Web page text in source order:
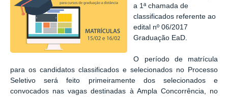
a 1ª chamada de
classificados referente ao
edital nº 06/2017
Graduação EaD.
O período de matrícula
para os candidatos classificados e selecionados no Processo
Seletivo será feito primeiramente dos selecionados e
convocados nas vagas destinadas à Ampla Concorrência, no